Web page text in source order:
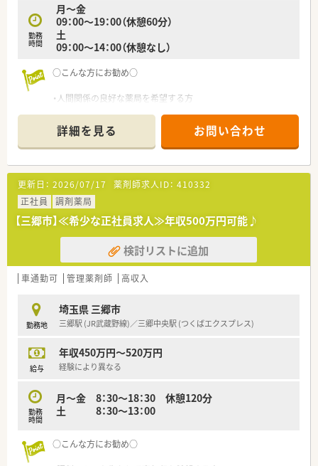
「かかりつけ薬剤師」として大きなやりがいを感じられます。
■面対応で多様な診療科の処方箋に触れることができるため、特
定の科目に偏らず幅広い薬剤知識を維持・向上できます。
■駅チカの好立地でありながら、落ち着いた環境で患者様一人ひ
勤務
時間
月～金
09：00～19：00（休憩60分）
土
09：00～14：00（休憩なし）
○こんな方にお勧め○
・人間関係の良好な薬局を希望する方
詳細を見る お問い合わせ
更新日： 2026/07/17 薬剤師求人ID： 410332
正社員
調剤薬局
【三郷市】≪希少な正社員求人≫年収500万円可能♪
検討リストに追加
車通勤可 管理薬剤師 高収入
勤務地
埼玉県 三郷市
三郷駅 (JR武蔵野線)／三郷中央駅 (つくばエクスプレス)
給与
年収450万円～520万円
経験により異なる
勤務
時間
月～金 8：30～18：30 休憩120分
土 8：30～13：00
○こんな方にお勧め○